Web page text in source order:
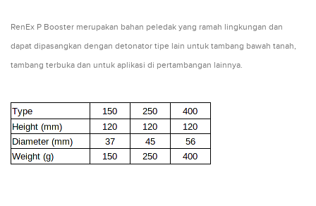
RenEx P Booster merupakan bahan peledak yang ramah lingkungan dan
dapat dipasangkan dengan detonator tipe lain untuk tambang bawah tanah,
tambang terbuka dan untuk aplikasi di pertambangan lainnya.